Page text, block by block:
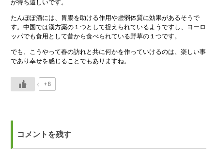
が待ち遠しいです。
たんぽぽ酒には、胃腸を助ける作用や虚弱体質に効果があるそうで
す。中国では漢方薬の１つとして捉えられているようですし、ヨーロ
ッパでも食用として昔から食べられている野草の１つです。
でも、こうやって春の訪れと共に何かを作っていけるのは、楽しい事
であり幸せを感じることでもありますね。
+8
コメントを残す